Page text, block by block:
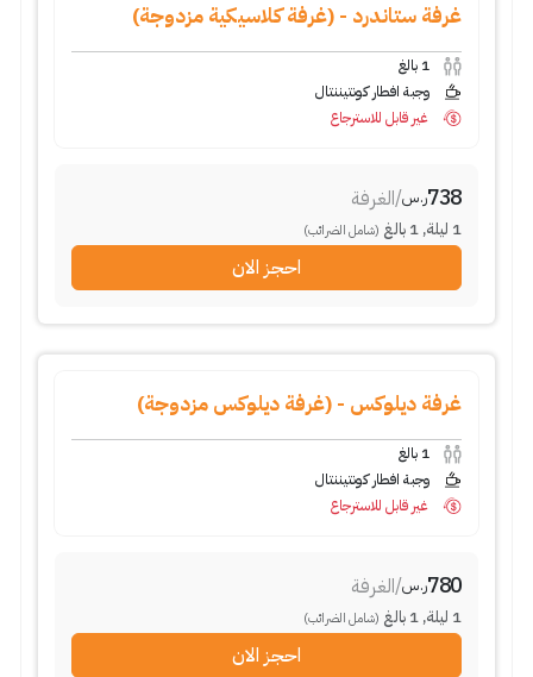
غرفة ستاندرد - (غرفة كلاسيكية مزدوجة)
1 بالغ
وجبة افطار كونتيننتال
غير قابل للاسترجاع
738ر.س/الغرفة
1 ليلة,
1 بالغ (شامل الضرائب)
احجز الان
غرفة ديلوكس - (غرفة ديلوكس مزدوجة)
1 بالغ
وجبة افطار كونتيننتال
غير قابل للاسترجاع
780ر.س/الغرفة
1 ليلة,
1 بالغ (شامل الضرائب)
احجز الان